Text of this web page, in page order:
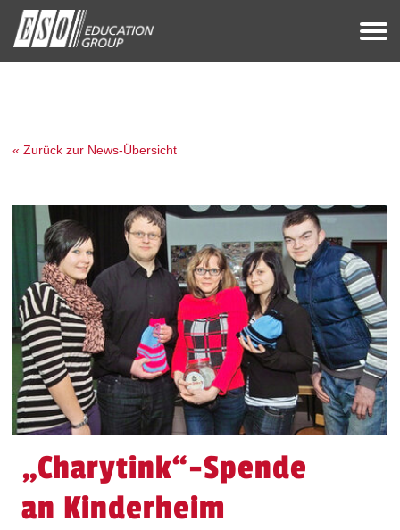
« Zurück zur News-Übersicht
„Charytink“-Spende
an Kinderheim